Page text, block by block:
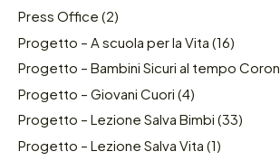
Press Office (2)
Progetto – A scuola per la Vita (16)
Progetto – Bambini Sicuri al tempo
Progetto – Giovani Cuori (4)
Progetto – Lezione Salva Bimbi (33)
Progetto – Lezione Salva Vita (1)